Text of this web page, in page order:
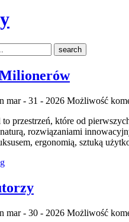
mar - 31 - 2026 Możliwość
przestrzeń, które od
rozwiązaniami
ergonomią, sztuką
mar - 30 - 2026 Możliwość